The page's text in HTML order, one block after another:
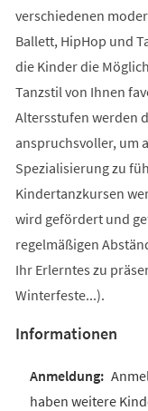
verschiedenen
Ballett, HipHop und
die Kinder die
Tanzstil von Ihnen
Altersstufen werden
anspruchsvoller, um
Spezialisierung zu
Kindertanzkursen
wird gefördert und
regelmäßigen
Ihr Erlerntes zu
Winterfeste...).
Informationen
haben weitere